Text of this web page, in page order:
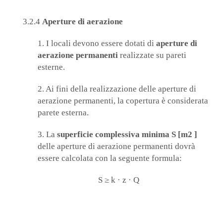
3.2.4 Aperture di aerazione
1. I locali devono essere dotati di aperture di
aerazione permanenti realizzate su pareti
esterne.
2. Ai fini della realizzazione delle aperture di
aerazione permanenti, la copertura è considerata
parete esterna.
3. La superficie complessiva minima S [m2 ]
delle aperture di aerazione permanenti dovrà
essere calcolata con la seguente formula:
S ≥ k · z · Q